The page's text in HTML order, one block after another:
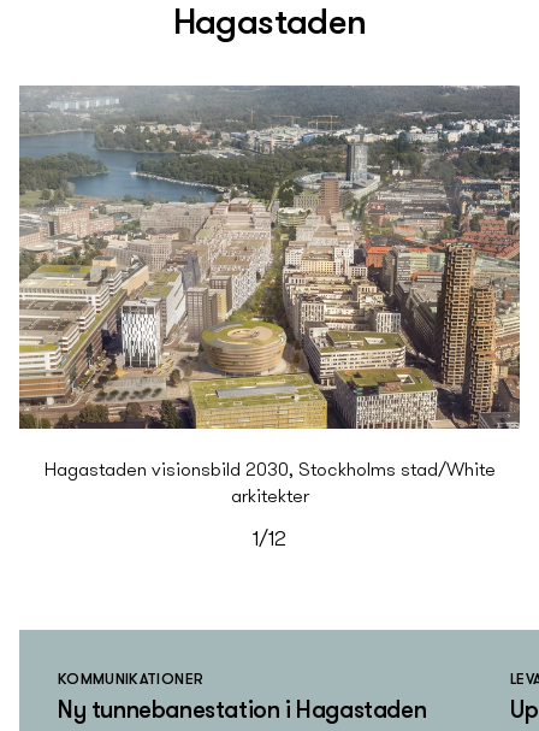
Hagastaden
Hagastaden visionsbild 2030, Stockholms stad/White
arkitekter
1/12
KOMMUNIKATIONER
Ny­ tunnebanestation i Hagastaden